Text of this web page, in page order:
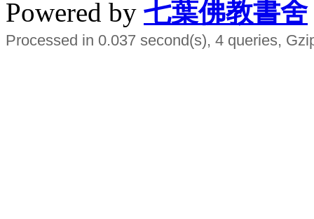
Powered by 七葉佛教書舍
Processed in 0.037 second(s), 4 queries,